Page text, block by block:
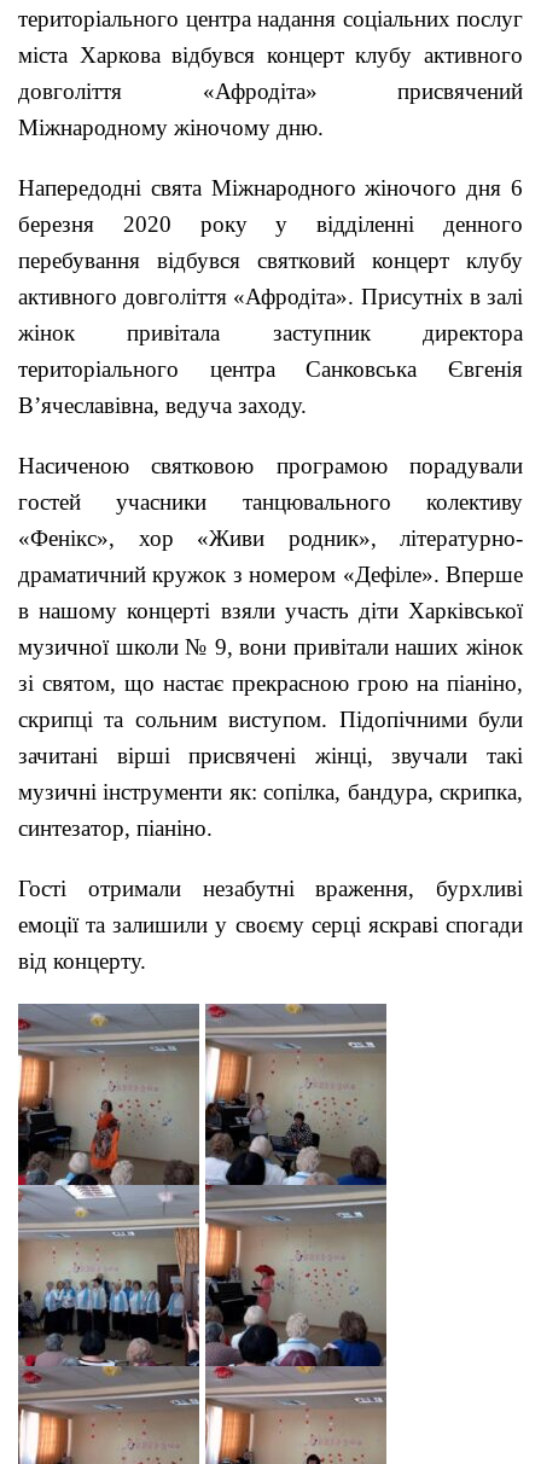
територіального центра надання соціальних послуг
міста Харкова відбувся концерт клубу активного
довголіття «Афродіта» присвячений
Міжнародному жіночому дню.
Напередодні свята Міжнародного жіночого дня 6
березня 2020 року у відділенні денного
перебування відбувся святковий концерт клубу
активного довголіття «Афродіта». Присутніх в залі
жінок привітала заступник директора
територіального центра Санковська Євгенія
В’ячеславівна, ведуча заходу.
Насиченою святковою програмою порадували
гостей учасники танцювального колективу
«Фенікс», хор «Живи родник», літературно-
драматичний кружок з номером «Дефіле». Вперше
в нашому концерті взяли участь діти Харківської
музичної школи № 9, вони привітали наших жінок
зі святом, що настає прекрасною грою на піаніно,
скрипці та сольним виступом. Підопічними були
зачитані вірші присвячені жінці, звучали такі
музичні інструменти як: сопілка, бандура, скрипка,
синтезатор, піаніно.
Гості отримали незабутні враження, бурхливі
емоції та залишили у своєму серці яскраві спогади
від концерту.